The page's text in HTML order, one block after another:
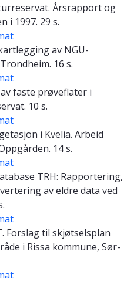
Årsrapport og
i 1997. 29 s.
av NGU-
16 s.
faste prøveflater i
10 s.
i Kvelia. Arbeid
14 s.
TRH: Rapportering,
av eldre data ved
Forslag til skjøtselsplan
i Rissa kommune, Sør-